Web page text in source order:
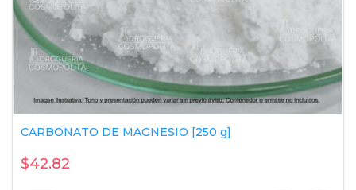
CARBONATO DE MAGNESIO [250 g]
$42.82